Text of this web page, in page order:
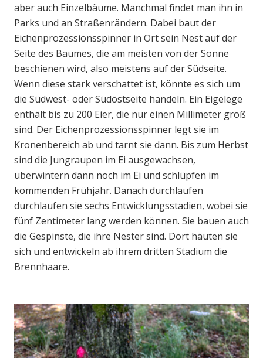
aber auch Einzelbäume. Manchmal findet man ihn in
Parks und an Straßenrändern. Dabei baut der
Eichenprozessionsspinner in Ort sein Nest auf der
Seite des Baumes, die am meisten von der Sonne
beschienen wird, also meistens auf der Südseite.
Wenn diese stark verschattet ist, könnte es sich um
die Südwest- oder Südöstseite handeln. Ein Eigelege
enthält bis zu 200 Eier, die nur einen Millimeter groß
sind. Der Eichenprozessionsspinner legt sie im
Kronenbereich ab und tarnt sie dann. Bis zum Herbst
sind die Jungraupen im Ei ausgewachsen,
überwintern dann noch im Ei und schlüpfen im
kommenden Frühjahr. Danach durchlaufen
durchlaufen sie sechs Entwicklungsstadien, wobei sie
fünf Zentimeter lang werden können. Sie bauen auch
die Gespinste, die ihre Nester sind. Dort häuten sie
sich und entwickeln ab ihrem dritten Stadium die
Brennhaare.